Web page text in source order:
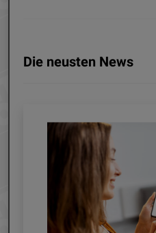
Die neusten News